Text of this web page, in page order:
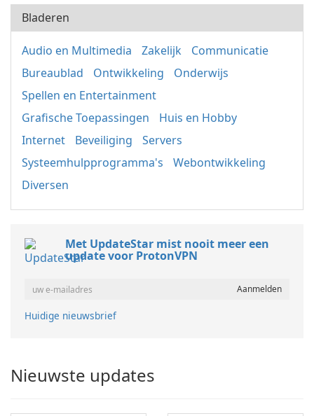
Bladeren
Audio en Multimedia Zakelijk
Communicatie
Bureaublad
Ontwikkeling
Onderwijs
Spellen en Entertainment
Grafische Toepassingen
Huis en Hobby
Internet
Beveiliging
Servers
Systeemhulpprogramma's
Webontwikkeling
Diversen
Met UpdateStar mist nooit meer een
update voor ProtonVPN
Huidige nieuwsbrief
Nieuwste updates